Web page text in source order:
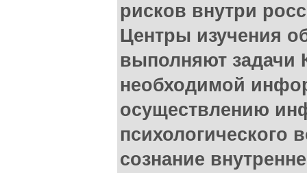
рисков внутри
Центры изучения
выполняют задачи
необходимой
осуществлению
психологического
сознание